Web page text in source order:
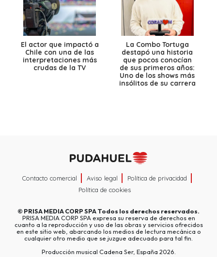
El actor que impactó a
Chile con una de las
interpretaciones más
crudas de la TV
La Combo Tortuga
destapó una historia
que pocos conocían
de sus primeros años:
Uno de los shows más
insólitos de su carrera
Contacto comercial Aviso legal
Política de privacidad
Política de cookies
© PRISA MEDIA CORP SPATodos los derechos reservados.
PRISA MEDIA CORP SPA expresa su reserva de derechos en
cuanto a la reproducción y uso de las obras y servicios ofrecidos
en este sitio web, abarcando los medios de lectura mecánica o
cualquier otro medio que se juzgue adecuado para tal fin.
Producción musical Cadena Ser, España 2026.